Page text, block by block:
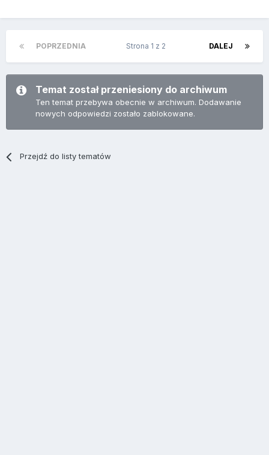
POPRZEDNIA DALEJ
Strona 1 z 2
Temat został przeniesiony do archiwum
Ten temat przebywa obecnie w archiwum. Dodawanie
nowych odpowiedzi zostało zablokowane.
Przejdź do listy tematów